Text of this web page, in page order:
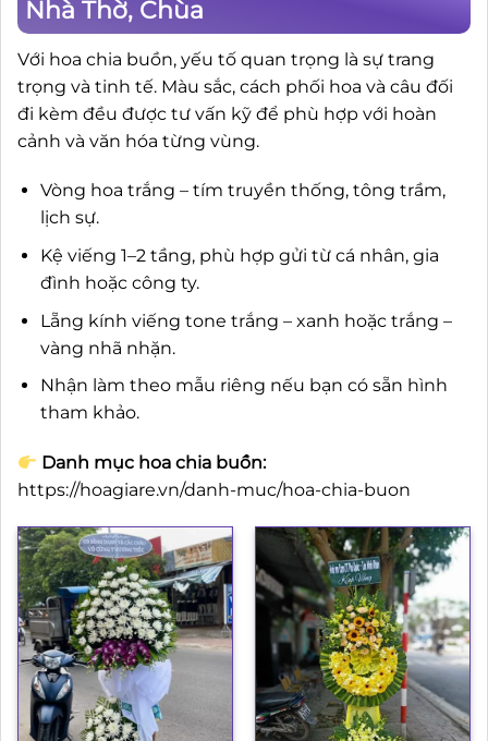
Nhà Thờ, Chùa
Với hoa chia buồn, yếu tố quan trọng là sự trang
trọng và tinh tế. Màu sắc, cách phối hoa và câu đối
đi kèm đều được tư vấn kỹ để phù hợp với hoàn
cảnh và văn hóa từng vùng.
Vòng hoa trắng – tím truyền thống, tông trầm,
lịch sự.
Kệ viếng 1–2 tầng, phù hợp gửi từ cá nhân, gia
đình hoặc công ty.
Lẵng kính viếng tone trắng – xanh hoặc trắng –
vàng nhã nhặn.
Nhận làm theo mẫu riêng nếu bạn có sẵn hình
tham khảo.
Danh mục hoa chia buồn:
https://hoagiare.vn/danh-muc/hoa-chia-buon